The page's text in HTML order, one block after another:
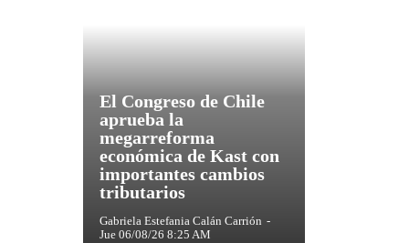
El Congreso de Chile
aprueba la
megarreforma
económica de Kast con
importantes cambios
tributarios
Gabriela Estefania Calán Carrión -
Jue 06/08/26 8:25 AM